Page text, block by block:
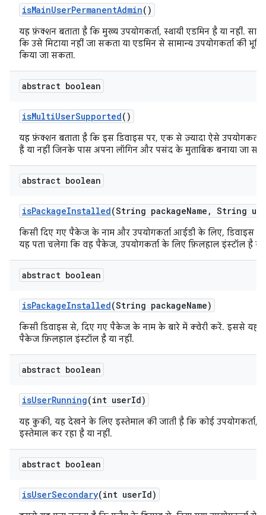
isMainUserPermanentAdmin()
यह फ़ंक्शन बताता है कि मुख्य उपयोगकर्ता, स्थायी एडमिन है या नहीं. साथ
कि उसे मिटाया नहीं जा सकता या एडमिन से सामान्य उपयोगकर्ता की
किया जा सकता.
abstract boolean
isMultiUserSupported()
यह फ़ंक्शन बताता है कि इस डिवाइस पर, एक से ज़्यादा ऐसे
हैं या नहीं जिनके पास अपना लॉगिन और पसंद के मुताबिक बनाया जा
abstract boolean
isPackageInstalled(String packageName , String
किसी दिए गए पैकेज के नाम और उपयोगकर्ता आईडी के लिए, डिवाइस
यह पता चलेगा कि वह पैकेज, उपयोगकर्ता के लिए फ़िलहाल इंस्टॉल है या
abstract boolean
isPackageInstalled(String packageName)
किसी डिवाइस से, दिए गए पैकेज के नाम के बारे में क्वेरी करें. इससे यह
पैकेज फ़िलहाल इंस्टॉल है या नहीं.
abstract boolean
isUserRunning(int userId)
यह कुकी, यह देखने के लिए इस्तेमाल की जाती है कि कोई उपयोगकर्ता,
इस्तेमाल कर रहा है या नहीं.
abstract boolean
isUserSecondary(int userId)